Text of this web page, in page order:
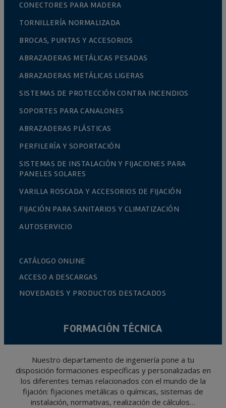
CONECTORES PARA MADERA
TORNILLERÍA NORMALIZADA
BROCAS, PUNTAS Y ACCESORIOS
ABRAZADERAS METÁLICAS PESADAS
ABRAZADERAS METÁLICAS LIGERAS
SISTEMAS DE PROTECCIÓN CONTRA INCENDIOS
SOPORTES PARA CANALONES
ABRAZADERAS PLÁSTICAS
PERFILERÍA Y SOPORTACIÓN
SISTEMAS DE INSTALACIÓN Y FIJACIONES PARA
PANELES SOLARES
VARILLA ROSCADA Y ACCESORIOS DE FIJACIÓN
FIJACIÓN PARA SANITARIOS Y CLIMATIZACIÓN
AUTOSERVICIO
CATÁLOGO ONLINE
ACCESO A DESCARGAS
NOVEDADES Y PRODUCTOS DESTACADOS
FORMACIÓN TÉCNICA
Nuestro departamento de ingeniería pone a tu
disposición formaciones específicas y personalizadas en
los diferentes temas relacionados con el mundo de la
fijación: fijaciones metálicas o químicas, sistemas de
instalación, normativas, realización de cálculos…